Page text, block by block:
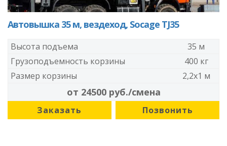
Автовышка 35 м, вездеход, Socage TJ35
Высота подъема
35 м
Грузоподъемность корзины
400 кг
Размер корзины
2,2x1 м
от 24500 руб./смена
Заказать Позвонить